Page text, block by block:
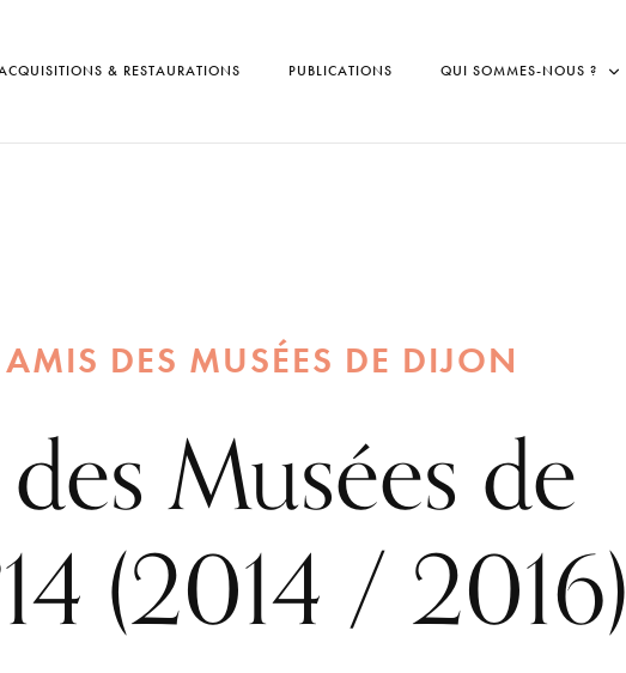
& RESTAURATIONS PUBLICATIONS QUI SOMMES-NOUS ?
AMIS DES MUSÉES DE DIJON
Musées de
(2014 / 2016)